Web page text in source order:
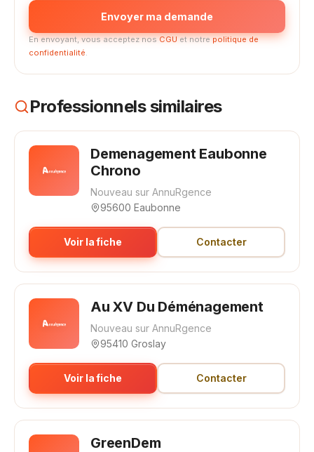
Envoyer ma demande
En envoyant, vous acceptez nosCGUet notrepolitique de
confidentialité.
Professionnels similaires
Demenagement Eaubonne
Chrono
Nouveau sur AnnuRgence
95600 Eaubonne
Voir la fiche Contacter
Au XV Du Déménagement
Nouveau sur AnnuRgence
95410 Groslay
Voir la fiche Contacter
GreenDem